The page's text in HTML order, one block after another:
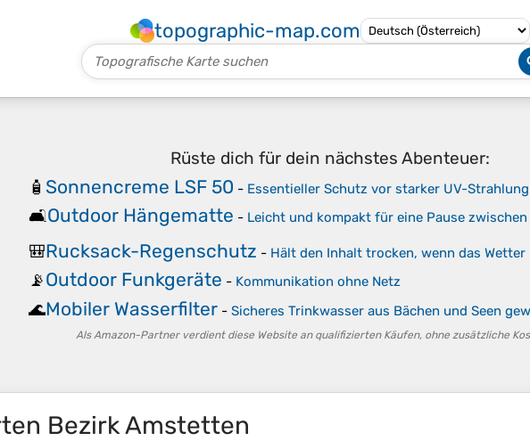
topographic-map.com
Rüste dich für dein nächstes Abenteuer:
🧴 Sonnencreme LSF 50 - Essentieller Schutz vor starker UV-
🛋️Outdoor Hängematte - Leicht und kompakt für eine Pause zwischen
🎒Rucksack-Regenschutz - Hält den Inhalt trocken, wenn das
📡Outdoor Funkgeräte - Kommunikation ohne Netz
🌊Mobiler Wasserfilter - Sicheres Trinkwasser aus Bächen und Seen
Als Amazon-Partner verdient diese Website an qualifizierten Käufen, ohne zusätzliche
Bezirk Amstetten